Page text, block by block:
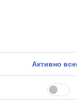
по
Активно